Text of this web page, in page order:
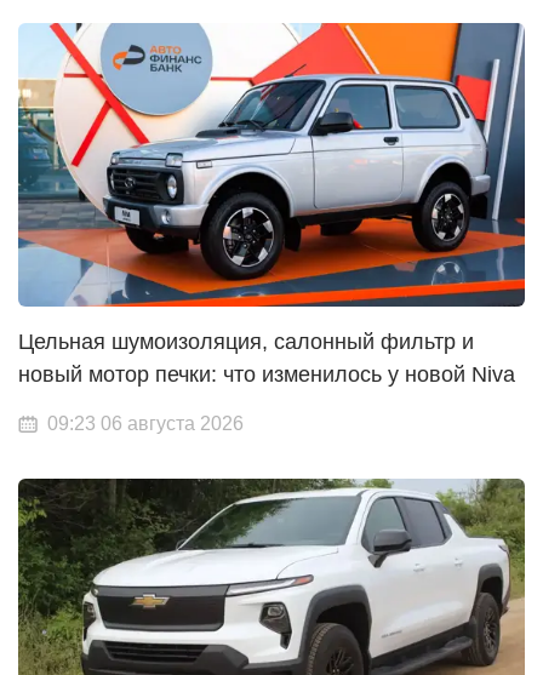
Цельная шумоизоляция, салонный фильтр и
новый мотор печки: что изменилось у новой Niva
09:23 06 августа 2026